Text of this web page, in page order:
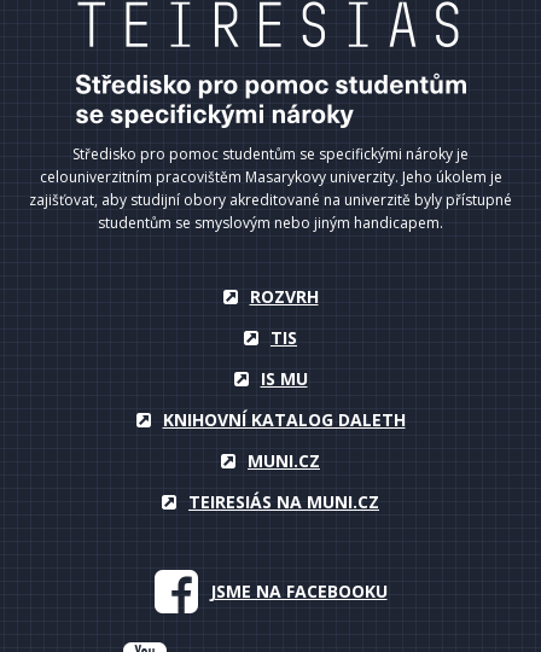
Středisko pro pomoc studentům se specifickými nároky je
celouniverzitním pracovištěm Masarykovy univerzity. Jeho úkolem je
zajišťovat, aby studijní obory akreditované na univerzitě byly přístupné
studentům se smyslovým nebo jiným handicapem.
ROZVRH
TIS
IS MU
KNIHOVNÍ KATALOG DALETH
MUNI.CZ
TEIRESIÁS NA MUNI.CZ
JSME NA FACEBOOKU